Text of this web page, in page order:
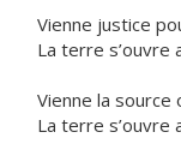
Vienne justice
La terre s’ouvre
Vienne la source
La terre s’ouvre